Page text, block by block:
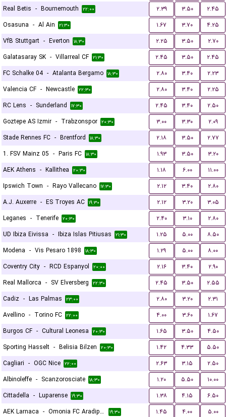
Real Betis - Bournemouth ۲۲:۰۰ ۲.۳۹ ۳.۵۰
۲.۴۵
Osasuna - Al Ain ۲۱:۳۰ ۱.۶۷ ۳.۷۰
۴.۲۵
VfB Stuttgart - Everton ۱۸:۳۰ ۲.۲۵ ۳.۵۰
۲.۷۰
Galatasaray SK - Villarreal CF ۲۱:۳۰ ۲.۴۵ ۳.۵۰
۲.۴۵
FC Schalke 04 - Atalanta Bergamo ۱۸:۳۰ ۲.۸۰ ۳.۴۰
۲.۲۳
Valencia CF - Newcastle ۲۲:۳۰ ۲.۸۰ ۳.۴۰
۲.۲۵
RC Lens - Sunderland ۱۷:۳۰ ۲.۴۵ ۳.۴۰
۲.۵۰
Goztepe AS Izmir - Trabzonspor ۲۰:۳۰ ۳.۰۰ ۳.۳۰
۲.۰۹
Stade Rennes FC - Brentford ۱۸:۳۰ ۲.۱۸ ۳.۵۰
۲.۷۷
1. FSV Mainz 05 - Paris FC ۱۸:۳۰ ۱.۹۳ ۳.۵۰
۳.۲۰
AEK Athens - Kallithea ۲۰:۳۰ ۱.۱۸ ۶.۰۰
۱۱.۰۰
Ipswich Town - Rayo Vallecano ۱۷:۳۰ ۲.۱۲ ۳.۴۰
۲.۸۰
A.J. Auxerre - ES Troyes AC ۱۹:۳۰ ۲.۱۲ ۳.۲۰
۳.۰۵
Leganes - Tenerife ۲۰:۳۰ ۲.۴۰ ۳.۱۰
۲.۸۰
UD Ibiza Eivissa - Ibiza Islas Pitiusas ۲۱:۳۰ ۱.۲۵ ۵.۰۰
۸.۵۰
Modena - Vis Pesaro 1898 ۱۸:۳۰ ۱.۲۹ ۵.۰۰
۸.۰۰
Coventry City - RCD Espanyol ۲۰:۰۰ ۲.۱۶ ۳.۴۰
۲.۹۰
Real Mallorca - SV Elversberg ۲۲:۳۰ ۲.۴۵ ۳.۵۰
۲.۵۵
Cadiz - Las Palmas ۲۳:۰۰ ۲.۸۰ ۳.۲۰
۲.۳۱
Avellino - Torino FC ۲۲:۰۰ ۴.۰۰ ۳.۶۰
۱.۶۷
Burgos CF - Cultural Leonesa ۲۰:۳۰ ۱.۶۵ ۳.۵۰
۴.۵۰
Sporting Hasselt - Belisia Bilzen ۲۰:۳۰ ۱.۴۲ ۴.۳۳
۵.۵۰
Cagliari - OGC Nice ۲۲:۰۰ ۲.۶۳ ۳.۱۵
۲.۵۰
Albinoleffe - Scanzorosciate ۱۸:۳۰ ۱.۲۰ ۵.۵۰
۱۰.۰۰
Cittadella - Luparense ۱۹:۳۰ ۱.۳۸ ۴.۱۵
۶.۵۰
AEK Larnaca - Omonia FC Aradippou ۱۹:۳۰ ۱.۴۵ ۴.۰۰
۵.۰۰